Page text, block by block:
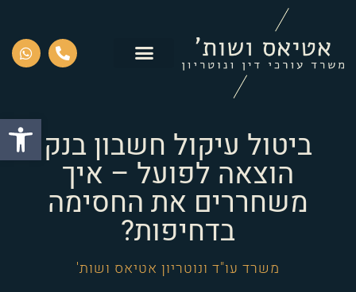
פתח ביטול עיקול חשבון בנק
הוצאה לפועל – איך
משחררים את החסימה
בדחיפות?
משרד עו"ד ונוטריון אטיאס ושות'